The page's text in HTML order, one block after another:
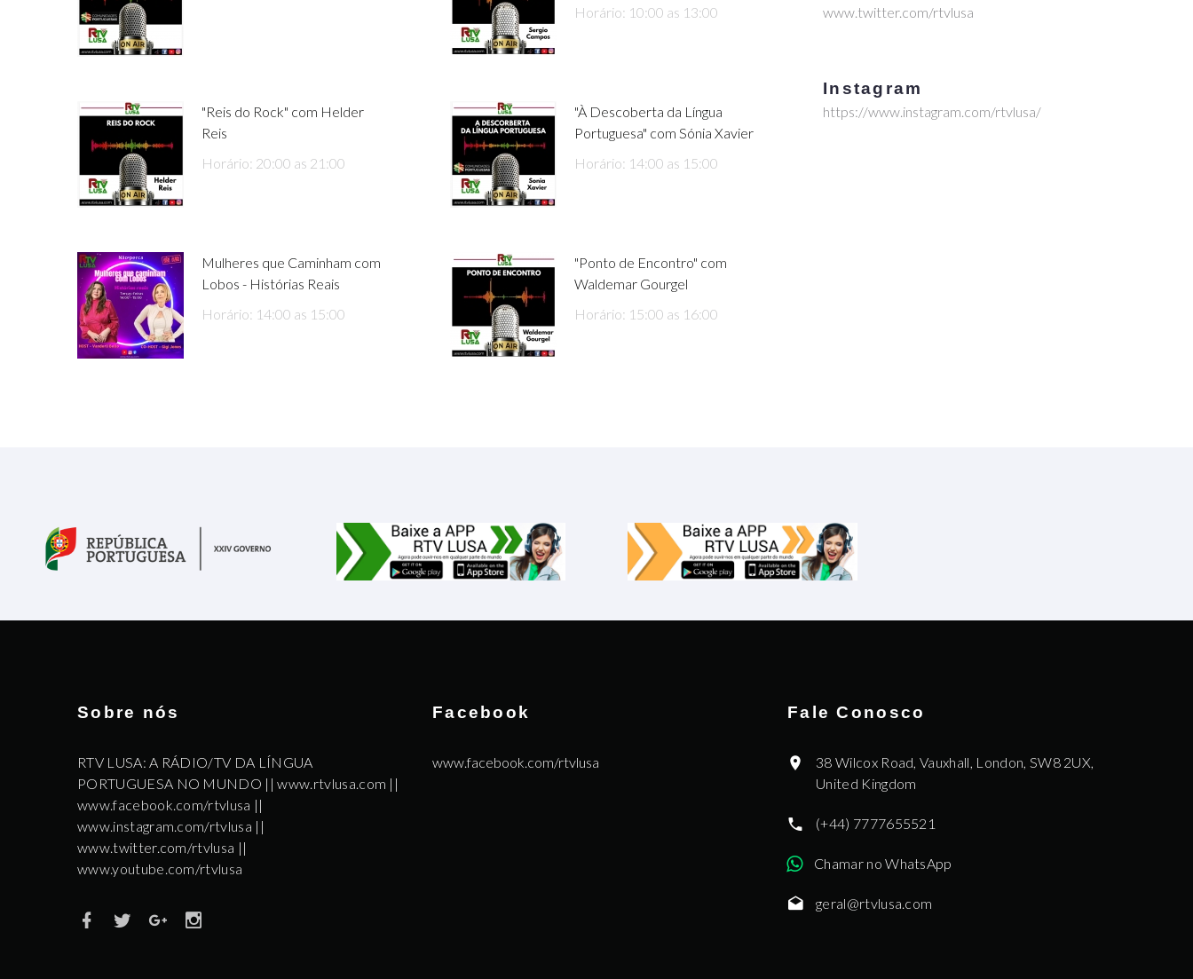
Horário: 10:00 as 13:00
"Reis do Rock" com Helder
Reis
Horário: 20:00 as 21:00
"À Descoberta da Língua
Portuguesa" com Sónia Xavier
Horário: 14:00 as 15:00
Mulheres que Caminham com
Lobos - Histórias Reais
Horário: 14:00 as 15:00
"Ponto de Encontro" com
Waldemar Gourgel
Horário: 15:00 as 16:00
www.twitter.com/rtvlusa
Instagram
https://www.instagram.com/rtvlusa/
Sobre nós
RTV LUSA: A RÁDIO/TV DA LÍNGUA
PORTUGUESA NO MUNDO || www.rtvlusa.com ||
www.facebook.com/rtvlusa ||
www.instagram.com/rtvlusa ||
www.twitter.com/rtvlusa ||
www.youtube.com/rtvlusa
Facebook
www.facebook.com/rtvlusa
Fale Conosco
38 Wilcox Road, Vauxhall, London, SW8 2UX,
United Kingdom
(+44) 7777655521
Chamar no WhatsApp
geral@rtvlusa.com